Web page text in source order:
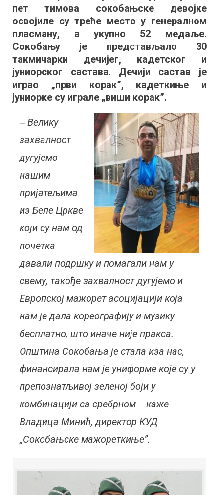
пет тимова сокобањске девојке
освојиле су треће место у генералном
пласману, а укупно 52 медаље.
Сокобању је представљало 30
такмичарки дечијег, кадетског и
јуниорског састава. Дечији састав је
играо „први корак”, кадеткиње и
јуниорке су играле „виши корак”.
‒ Велику
захвалност
дугујемо
нашим
пријатељима
из Беле Цркве
који су нам од
почетка
давали подршку и помагали нам у
свему, такође захвалност дугујемо и
Европској мажорет асоцијацији која
нам је дала кореографију и музику
бесплатно, што иначе није пракса.
Општина Сокобања је стала иза нас,
финансирала нам је униформе које су у
препознатљивој зеленој боји у
комбинацији са сребрном ‒ каже
Владица Минић, директор КУД
„Сокобањске мажореткиње”.